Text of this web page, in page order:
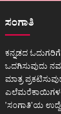
ಸಂಗಾತಿ
ಕನ್ನಡದ
ಒದಗಿಸುವುದು
ಮಾತ್ರ
ʼಸಂಗಾತಿʼಯ